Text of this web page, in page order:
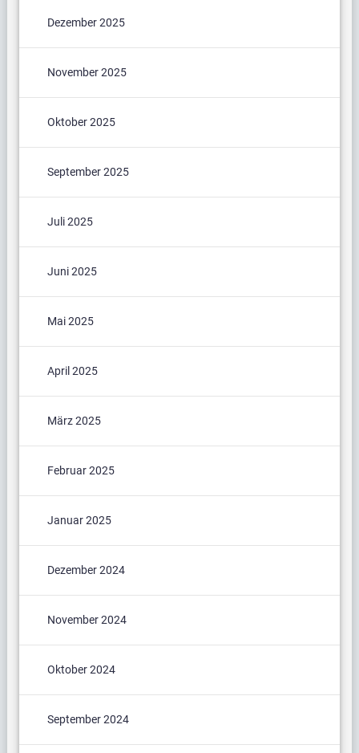
Dezember 2025
November 2025
Oktober 2025
September 2025
Juli 2025
Juni 2025
Mai 2025
April 2025
März 2025
Februar 2025
Januar 2025
Dezember 2024
November 2024
Oktober 2024
September 2024